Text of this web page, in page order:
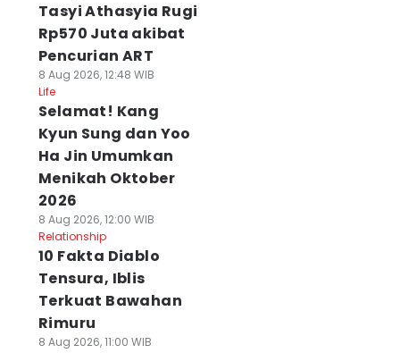
Tasyi Athasyia Rugi
Rp570 Juta akibat
Pencurian ART
8 Aug 2026, 12:48 WIB
Life
Selamat! Kang
Kyun Sung dan Yoo
Ha Jin Umumkan
Menikah Oktober
2026
8 Aug 2026, 12:00 WIB
Relationship
10 Fakta Diablo
Tensura, Iblis
Terkuat Bawahan
Rimuru
8 Aug 2026, 11:00 WIB